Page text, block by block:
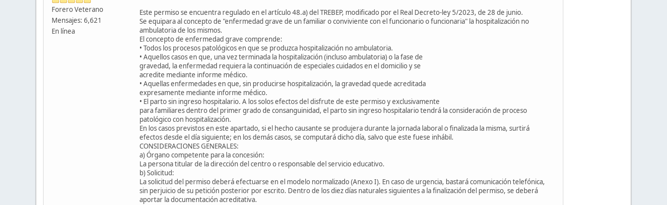
Forero Veterano
Mensajes: 6,621
En línea
Este permiso se encuentra regulado en el artículo 48.a) del TREBEP, modificado por el Real Decreto-ley 5/2023, de 28 de junio.
Se equipara al concepto de "enfermedad grave de un familiar o conviviente con el funcionario o funcionaria" la hospitalización no
ambulatoria de los mismos.
El concepto de enfermedad grave comprende:
• Todos los procesos patológicos en que se produzca hospitalización no ambulatoria.
• Aquellos casos en que, una vez terminada la hospitalización (incluso ambulatoria) o la fase de
gravedad, la enfermedad requiera la continuación de especiales cuidados en el domicilio y se
acredite mediante informe médico.
• Aquellas enfermedades en que, sin producirse hospitalización, la gravedad quede acreditada
expresamente mediante informe médico.
• El parto sin ingreso hospitalario. A los solos efectos del disfrute de este permiso y exclusivamente
para familiares dentro del primer grado de consanguinidad, el parto sin ingreso hospitalario tendrá la consideración de proceso
patológico con hospitalización.
En los casos previstos en este apartado, si el hecho causante se produjera durante la jornada laboral o finalizada la misma, surtirá
efectos desde el día siguiente; en los demás casos, se computará dicho día, salvo que este fuese inhábil.
CONSIDERACIONES GENERALES:
a) Órgano competente para la concesión:
La persona titular de la dirección del centro o responsable del servicio educativo.
b) Solicitud:
La solicitud del permiso deberá efectuarse en el modelo normalizado (Anexo I). En caso de urgencia, bastará comunicación telefónica,
sin perjuicio de su petición posterior por escrito. Dentro de los diez días naturales siguientes a la finalización del permiso, se deberá
aportar la documentación acreditativa.